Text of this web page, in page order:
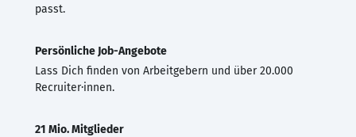
passt.
Persönliche Job-Angebote
Lass Dich finden von Arbeitgebern und über 20.000
Recruiter·innen.
21 Mio. Mitglieder